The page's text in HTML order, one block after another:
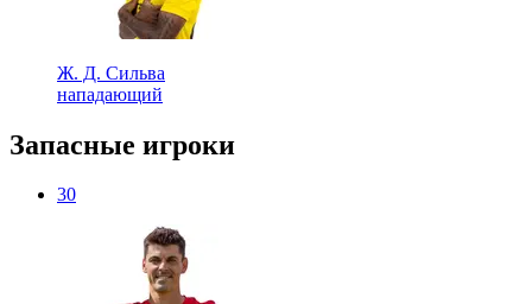
Ж. Д. Сильва
нападающий
Запасные игроки
30